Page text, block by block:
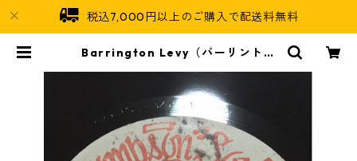
税込7,000円以上のご購入で配送料無料
Barrington Levy（バーリントン